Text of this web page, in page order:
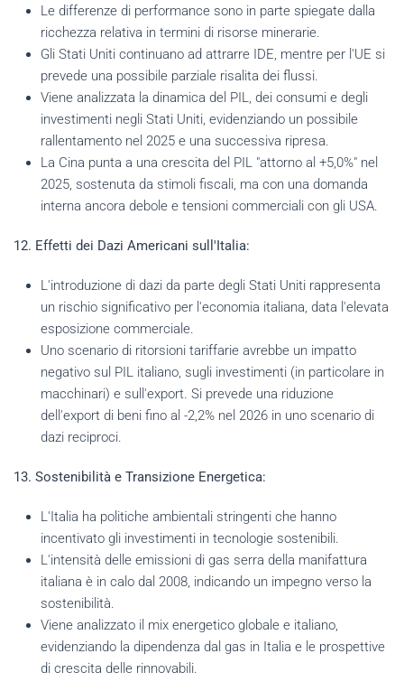
Le differenze di performance sono in parte spiegate dalla
ricchezza relativa in termini di risorse minerarie.
Gli Stati Uniti continuano ad attrarre IDE, mentre per l'UE si
prevede una possibile parziale risalita dei flussi.
Viene analizzata la dinamica del PIL, dei consumi e degli
investimenti negli Stati Uniti, evidenziando un possibile
rallentamento nel 2025 e una successiva ripresa.
La Cina punta a una crescita del PIL "attorno al +5,0%" nel
2025, sostenuta da stimoli fiscali, ma con una domanda
interna ancora debole e tensioni commerciali con gli USA.
12. Effetti dei Dazi Americani sull'Italia:
L'introduzione di dazi da parte degli Stati Uniti rappresenta
un rischio significativo per l'economia italiana, data l'elevata
esposizione commerciale.
Uno scenario di ritorsioni tariffarie avrebbe un impatto
negativo sul PIL italiano, sugli investimenti (in particolare in
macchinari) e sull'export. Si prevede una riduzione
dell'export di beni fino al -2,2% nel 2026 in uno scenario di
dazi reciproci.
13. Sostenibilità e Transizione Energetica:
L'Italia ha politiche ambientali stringenti che hanno
incentivato gli investimenti in tecnologie sostenibili.
L'intensità delle emissioni di gas serra della manifattura
italiana è in calo dal 2008, indicando un impegno verso la
sostenibilità.
Viene analizzato il mix energetico globale e italiano,
evidenziando la dipendenza dal gas in Italia e le prospettive
di crescita delle rinnovabili.